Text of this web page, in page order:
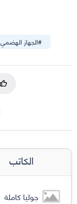
#الجهاز الهضمي
الكاتب
جوليا كاملة